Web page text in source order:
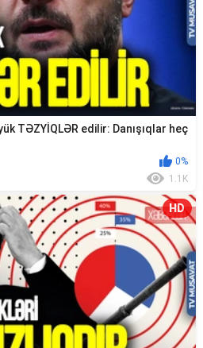
TƏZYİQLƏR edilir: Danışıqlar heç
0%
1.1K
HD